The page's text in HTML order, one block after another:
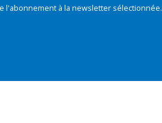
à la newsletter sélectionnée.